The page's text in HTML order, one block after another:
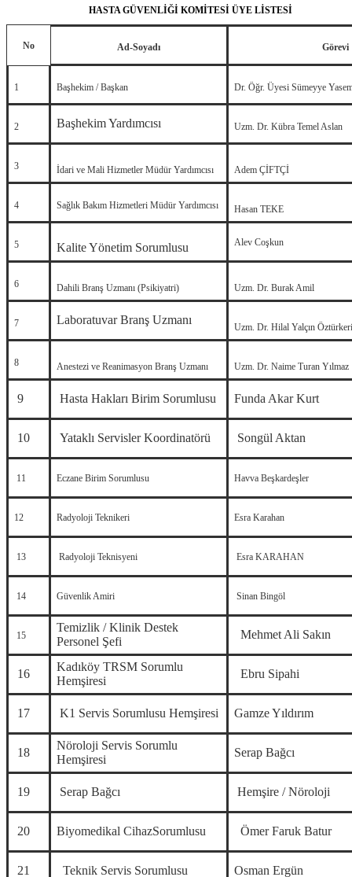
HASTA GÜVENLİĞİ KOMİTESİ ÜYE LİSTESİ
No Ad-Soyadı Görevi
1 Başhekim / Başkan Dr. Öğr. Üyesi Sümeyye
2 Başhekim Yardımcısı Uzm. Dr. Kübra Temel Aslan
3 İdari ve Mali Hizmetler Müdür Yardımcısı Adem ÇİFTÇİ
4 Sağlık Bakım Hizmetleri Müdür Yardımcısı Hasan TEKE
5 Kalite Yönetim Sorumlusu Alev Coşkun
6 Dahili Branş Uzmanı (Psikiyatri) Uzm. Dr. Burak Amil
7 Laboratuvar Branş Uzmanı
Uzm. Dr. Hilal Yalçın
8 Anestezi ve Reanimasyon Branş Uzmanı Uzm. Dr. Naime Turan Yılmaz
9 Hasta Hakları Birim Sorumlusu Funda Akar Kurt
10 Yataklı Servisler Koordinatörü Songül Aktan
11 Eczane Birim Sorumlusu Havva Beşkardeşler
12 Radyoloji Teknikeri Esra Karahan
13 Radyoloji Teknisyeni Esra KARAHAN
14 Güvenlik Amiri Sinan Bingöl
15
Temizlik / Klinik Destek
Personel Şefi
Mehmet Ali Sakın
16
Kadıköy TRSM Sorumlu
Hemşiresi
Ebru Sipahi
17 K1 Servis Sorumlusu Hemşiresi Gamze Yıldırım
18
Nöroloji Servis Sorumlu
Hemşiresi
Serap Bağcı
19 Serap Bağcı Hemşire / Nöroloji
20 Biyomedikal CihazSorumlusu Ömer Faruk Batur
21 Teknik Servis Sorumlusu Osman Ergün